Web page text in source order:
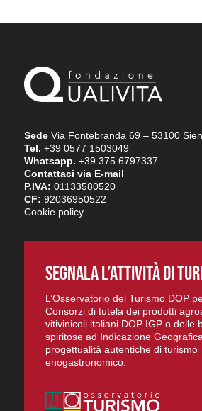
SedeVia Fontebranda 69 – 53100
Tel. +39 0577 1503049
Whatsapp. +39 375 6797337
Contattaci via E-mail
P.IVA: 01133580520
CF: 92036950522
Cookie policy
SEGNALA L’ATTIVITÀ DI
L’Osservatorio del Turismo DOP
Consorzi di tutela dei prodotti
vitivinicoli italiani DOP IGP o delle
spiritose ad Indicazione
progettualità autentiche di turismo
enogastronomico.